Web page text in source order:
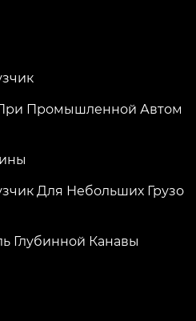
Промышленной Автом
Для Небольших Грузо
Глубинной Канавы